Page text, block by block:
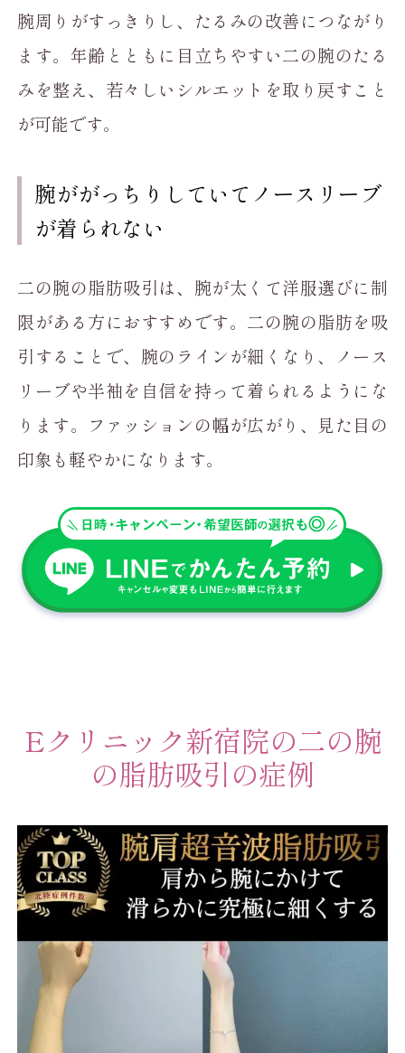
腕周りがすっきりし、たるみの改善につながり
ます。年齢とともに目立ちやすい二の腕のたる
みを整え、若々しいシルエットを取り戻すこと
が可能です。
腕ががっちりしていてノースリーブ
が着られない
二の腕の脂肪吸引は、腕が太くて洋服選びに制
限がある方におすすめです。二の腕の脂肪を吸
引することで、腕のラインが細くなり、ノース
リーブや半袖を自信を持って着られるようにな
ります。ファッションの幅が広がり、見た目の
印象も軽やかになります。
Eクリニック新宿院の二の腕
の脂肪吸引の症例